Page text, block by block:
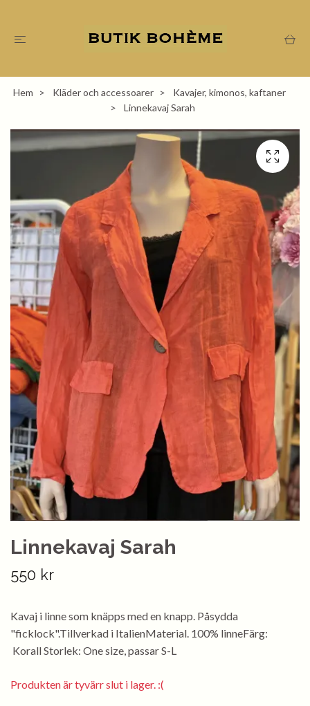
Hem Kläder och accessoarer
Kavajer, kimonos, kaftaner
Linnekavaj Sarah
Linnekavaj Sarah
550 kr
Kavaj i linne som knäpps med en knapp. Påsydda
"ficklock".Tillverkad i ItalienMaterial. 100% linneFärg:
Korall Storlek: One size, passar S-L
Produkten är tyvärr slut i lager. :(